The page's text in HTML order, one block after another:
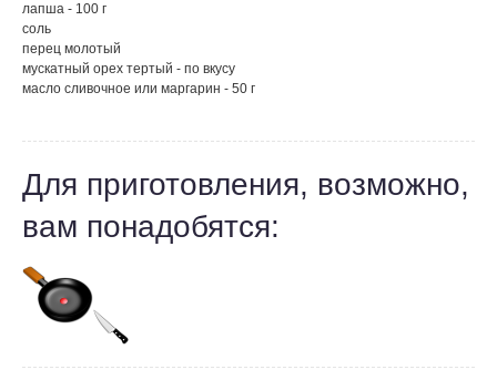
лапша - 100 г
соль
перец молотый
мускатный орех тертый - по вкусу
масло сливочное или маргарин - 50 г
Для приготовления, возможно,
вам понадобятся: